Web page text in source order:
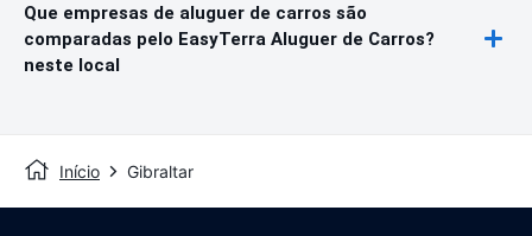
Que empresas de aluguer de carros são
comparadas pelo EasyTerra Aluguer de Carros?
neste local
Início Gibraltar